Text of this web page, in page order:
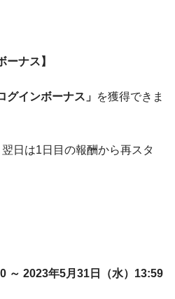
ーナス】
グインボーナス」 を獲得できま
日は1日目の報酬から再スタ
～ 2023年5月31日（水）13:59